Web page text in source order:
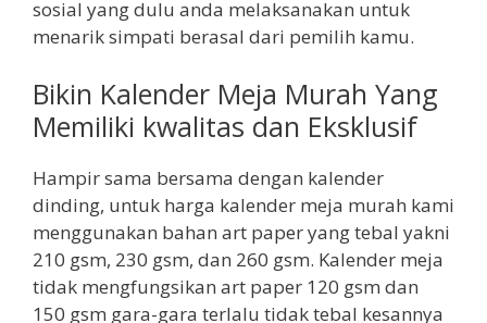
sosial yang dulu anda melaksanakan untuk
menarik simpati berasal dari pemilih kamu.
Bikin Kalender Meja Murah Yang
Memiliki kwalitas dan Eksklusif
Hampir sama bersama dengan kalender
dinding, untuk harga kalender meja murah kami
menggunakan bahan art paper yang tebal yakni
210 gsm, 230 gsm, dan 260 gsm. Kalender meja
tidak mengfungsikan art paper 120 gsm dan
150 gsm gara-gara terlalu tidak tebal kesannya